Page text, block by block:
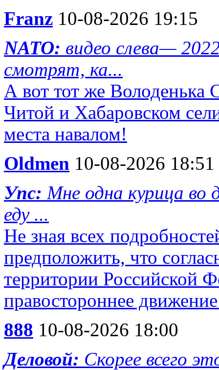
Franz 10-08-2026 19:15
NATO: видео слева—
смотрят, ка...
А вот тот же Володенька
Читой и Хабаровском
места навалом!
Oldmen 10-08-2026 18:51
Упс: Мне одна курица во
еду ...
Не зная всех
предположить, что
территории Российской
правостороннее
888 10-08-2026 18:00
Деловой: Скорее всего